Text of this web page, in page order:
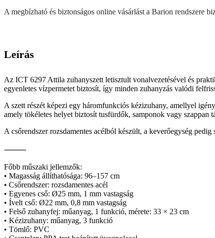
A megbízható és biztonságos online vásárlást a Barion rendszere
Leírás
Az ICT 6297 Attila zuhanyszett letisztult vonalvezetésével és
egyenletes vízpermetet biztosít, így minden zuhanyzás valódi
A szett részét képezi egy háromfunkciós kézizuhany, amellyel
amely tökéletes helyet biztosít tusfürdők, samponok vagy szappan
A csőrendszer rozsdamentes acélból készült, a keverőegység
⸻
Főbb műszaki jellemzők:
• Magasság állíthatósága: 96–157 cm
• Csőrendszer: rozsdamentes acél
• Egyenes cső: Ø25 mm, 1 mm vastagság
• Ívelt cső: Ø22 mm, 0,8 mm vastagság
• Felső zuhanyfej: műanyag, 1 funkció, mérete: 33 × 23 cm
• Kézizuhany: műanyag, 3 funkció
• Tömlő: PVC